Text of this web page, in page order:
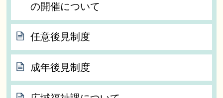
の開催について
任意後見制度
成年後見制度